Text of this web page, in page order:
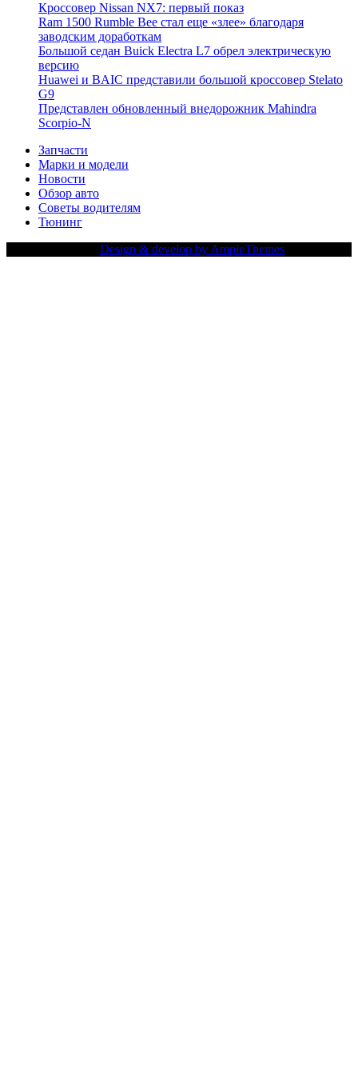
Кроссовер Nissan NX7: первый показ
Ram 1500 Rumble Bee стал еще «злее» благодаря
заводским доработкам
Большой седан Buick Electra L7 обрел электрическую
версию
Huawei и BAIC представили большой кроссовер Stelato
G9
Представлен обновленный внедорожник Mahindra
Scorpio-N
Запчасти
Марки и модели
Новости
Обзор авто
Советы водителям
Тюнинг
Design & develop by AmpleThemes